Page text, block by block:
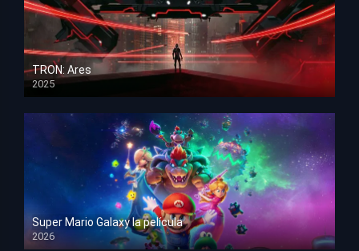
TRON: Ares
2025
HD 1080p
Super Mario Galaxy la película
2026
HD 1080p